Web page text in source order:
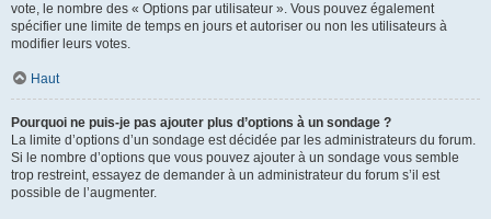
vote, le nombre des « Options par utilisateur ». Vous pouvez également
spécifier une limite de temps en jours et autoriser ou non les utilisateurs à
modifier leurs votes.
Haut
Pourquoi ne puis-je pas ajouter plus d’options à un sondage ?
La limite d’options d’un sondage est décidée par les administrateurs du forum.
Si le nombre d’options que vous pouvez ajouter à un sondage vous semble
trop restreint, essayez de demander à un administrateur du forum s’il est
possible de l’augmenter.